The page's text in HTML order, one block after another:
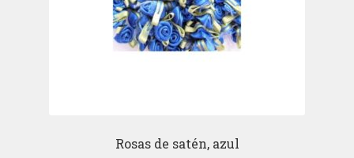
Rosas de satén, azul